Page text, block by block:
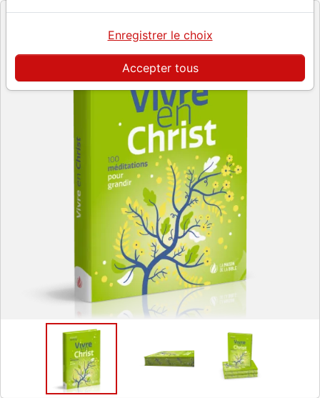
Accepter tous
Enregistrer le choix